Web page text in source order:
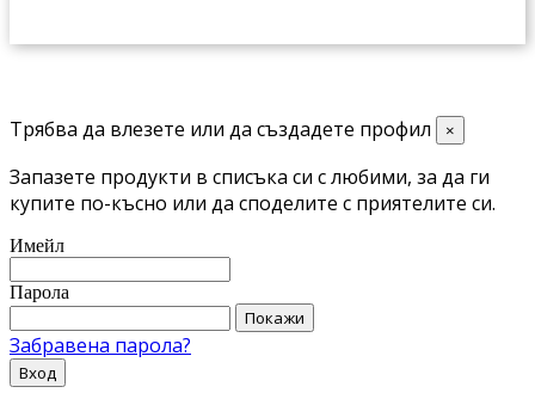
Трябва да влезете или да създадете профил ×
Запазете продукти в списъка си с любими, за да ги
купите по-късно или да споделите с приятелите си.
Имейл
Парола
Покажи
Забравена парола?
Вход